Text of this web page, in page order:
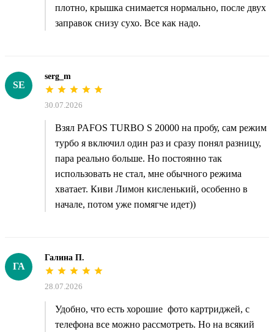
плотно, крышка снимается нормально, после двух
заправок снизу сухо. Все как надо.
SE
serg_m
30.07.2026
Взял PAFOS TURBO S 20000 на пробу, сам режим
турбо я включил один раз и сразу понял разницу,
пара реально больше. Но постоянно так
использовать не стал, мне обычного режима
хватает. Киви Лимон кисленький, особенно в
начале, потом уже помягче идет))
ГА
Галина П.
28.07.2026
Удобно, что есть хорошие фото картриджей, с
телефона все можно рассмотреть. Но на всякий